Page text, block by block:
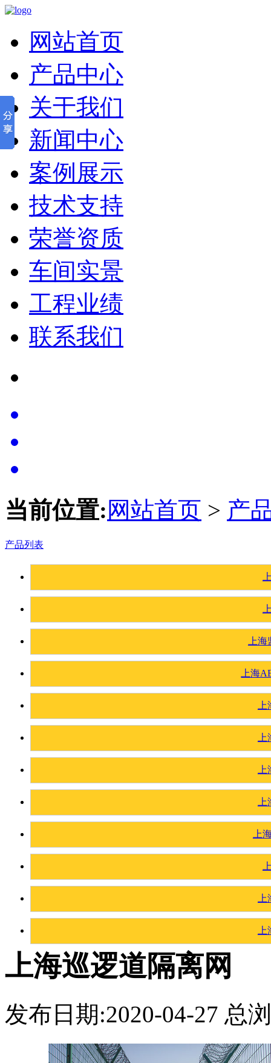
网站首页
产品中心
关于我们
新闻中心
案例展示
技术支持
荣誉资质
车间实景
工程业绩
联系我们
当前位置: 网站首页 > 产
产品列表
上
上海
上
上海巡逻道隔离网
发布日期:2020-04-27 总